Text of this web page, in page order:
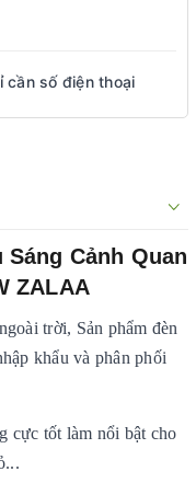
cần số điện thoại
Sáng Cảnh Quan
ZALAA
trời, Sản phẩm đèn
khẩu và phân phối
cực tốt làm nổi bật cho